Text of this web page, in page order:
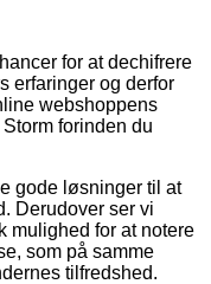
for at dechifrere
erfaringer og derfor
webshoppens
forinden du
gode løsninger til at
Derudover ser vi
mulighed for at notere
som på samme
tilfredshed.